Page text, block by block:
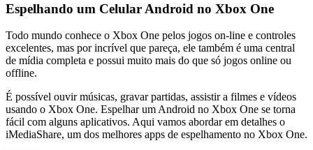
Espelhando um Celular Android no Xbox One
Todo mundo conhece o Xbox One pelos jogos on-line e controles
excelentes, mas por incrível que pareça, ele também é uma central
de mídia completa e possui muito mais do que só jogos online ou
offline.
É possível ouvir músicas, gravar partidas, assistir a filmes e vídeos
usando o Xbox One. Espelhar um Android no Xbox One se torna
fácil com alguns aplicativos. Aqui vamos abordar em detalhes o
iMediaShare, um dos melhores apps de espelhamento no Xbox One.